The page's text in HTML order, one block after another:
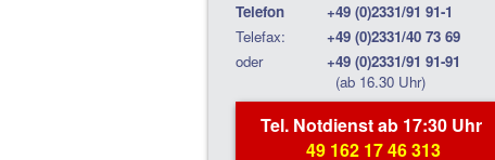
Telefon
+49 (0)2331/91 91-1
Telefax:
+49 (0)2331/40 73 69
oder
+49 (0)2331/91 91-91
(ab 16.30 Uhr)
Tel. Notdienst ab 17:30 Uhr
49 162 17 46 313